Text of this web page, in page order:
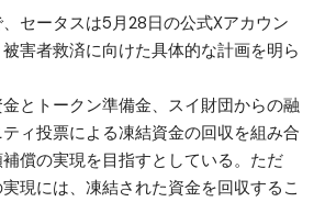
セータスは5月28日の公式Xアカウン
害者救済に向けた具体的な計画を明ら
とトークン準備金、スイ財団からの融
ィ投票による凍結資金の回収を組み合
償の実現を目指すとしている。ただ
現には、凍結された資金を回収するこ